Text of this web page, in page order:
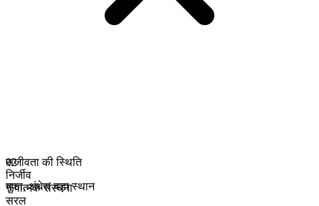
सजीवता की स्थिति
निर्जीव
रूपात्मक संरचना
सरल
02
गुफा,अंधेरा बड़ा स्थान